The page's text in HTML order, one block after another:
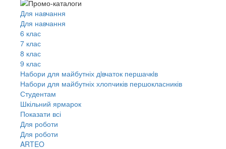
Для навчання
Для навчання
6 клас
7 клас
8 клас
9 клас
Набори для майбутніх дiвчаток першачкiв
Набори для майбутніх хлопчиків першокласників
Студентам
Шкільний ярмарок
Показати всі
Для роботи
Для роботи
ARTEO